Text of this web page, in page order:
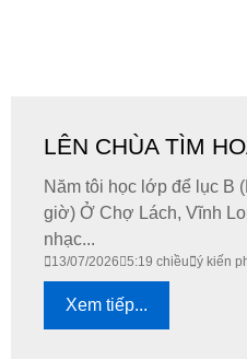
LÊN CHÙA TÌM
Năm tôi học lớp để lục B
giờ) Ở Chợ Lách, Vĩnh
nhạc...
13/07/2026 5:19 chiều ý kiến
Xem tiếp...